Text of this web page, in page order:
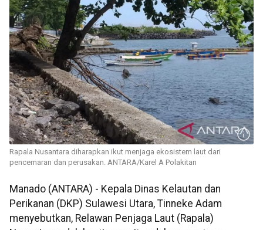
Rapala Nusantara diharapkan ikut menjaga ekosistem laut dari
pencemaran dan perusakan. ANTARA/Karel A Polakitan
Manado (ANTARA) - Kepala Dinas Kelautan dan
Perikanan (DKP) Sulawesi Utara, Tinneke Adam
menyebutkan, Relawan Penjaga Laut (Rapala)